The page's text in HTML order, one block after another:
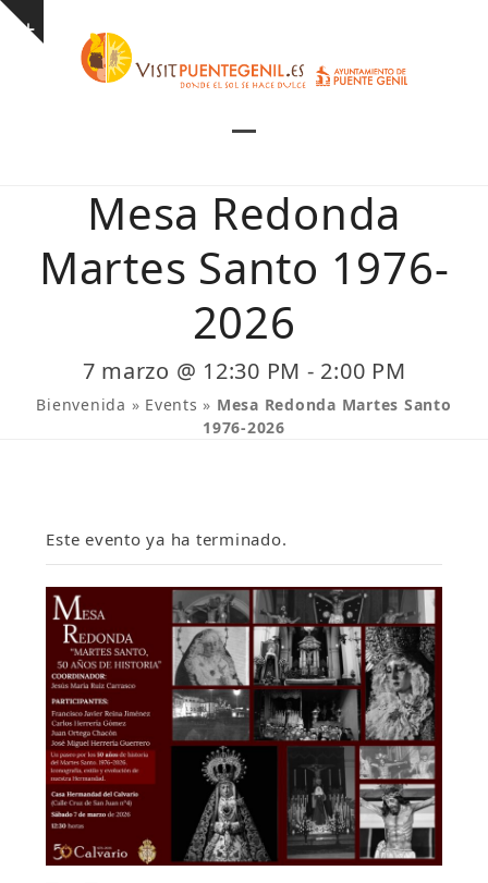
Skip
Show
mobile
menu
mobile
menu
Mesa Redonda
Martes Santo 1976-
2026
7 marzo @ 12:30 PM - 2:00 PM
Bienvenida » Events » Mesa Redonda Martes Santo
1976-2026
Este evento ya ha terminado.